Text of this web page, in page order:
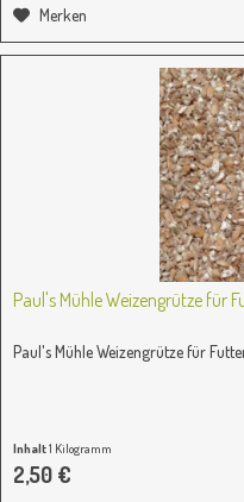
Merken
Paul's Mühle Weizengrütze für
Paul's Mühle Weizengrütze für
Inhalt1 Kilogramm
2,50 €